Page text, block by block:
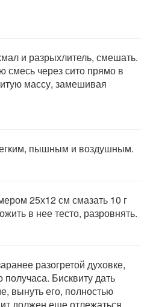
и разрыхлитель, смешать.
смесь через сито прямо в
массу, замешивая
пышным и воздушным.
25х12 см смазать 10 г
в нее тесто, разровнять.
разогретой духовке,
получаса. Бисквиту дать
вынуть его, полностью